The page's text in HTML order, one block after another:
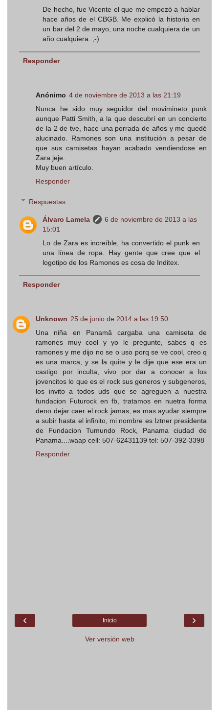
De hecho, fue Vicente el que me empezó a hablar
hace años de el CBGB. Me explicó la historia en
un bar del 2 de mayo, una noche cualquiera de un
año cualquiera. ;-)
Responder
Anónimo 4 de noviembre de 2013 a las 21:19
Nunca he sido muy seguidor del movimineto punk
aunque Patti Smith, a la que descubrí en un concierto
de la 2 de tve, hace una porrada de años y me quedé
alucinado. Ramones son una institución a pesar de
que sus camisetas hayan acabado vendiendose en
Zara jeje.
Muy buen artículo.
Responder
Respuestas
Álvaro Lamela
6 de noviembre de 2013 a las
15:01
Lo de Zara es increíble, ha convertido el punk en
una línea de ropa. Hay gente que cree que el
logotipo de los Ramones es cosa de Inditex.
Responder
Unknown 25 de junio de 2014 a las 19:50
Una niña en Panamâ cargaba una camiseta de
ramones muy cool y yo le pregunte, sabes q es
ramones y me dijo no se o uso porq se ve cool, creo q
es una marca, y se la quite y le dije que ese era un
castigo por inculta, vivo por dar a conocer a los
jovencitos lo que es el rock sus generos y subgeneros,
los invito a todos uds que se agreguen a nuestra
fundacion Futurock en fb, tratamos en nuetra forma
deno dejar caer el rock jamas, es mas ayudar siempre
a subir hasta el infinito, mi nombre es Iztner presidenta
de Fundacion Tumundo Rock, Panama ciudad de
Panama....waap cell: 507-62431139 tel: 507-392-3398
Responder
‹ ›
Inicio
Ver versión web